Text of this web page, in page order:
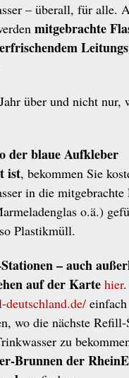
– überall, für alle.
mitgebrachte
über und nicht nur,
der blaue Aufkleber
ist, bekommen Sie
in die mitgebrachte
o.ä.)
Plastikmüll.
– auch
auf der Karte hier
einfach
wo die nächste
zu
Brunnen der